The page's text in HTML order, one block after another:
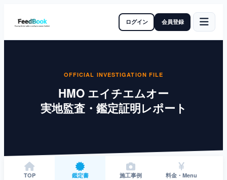
ログイン 会員登録
OFFICIAL INVESTIGATION FILE
HMO エイチエムオー
実地監査・鑑定証明レポート
TOP 鑑定書 施工事例 料金・Menu